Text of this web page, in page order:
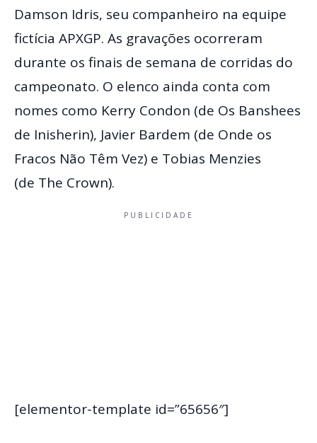
Damson Idris, seu companheiro na equipe
fictícia APXGP. As gravações ocorreram
durante os finais de semana de corridas do
campeonato. O elenco ainda conta com
nomes como Kerry Condon (de Os Banshees
de Inisherin), Javier Bardem (de Onde os
Fracos Não Têm Vez) e Tobias Menzies
(de The Crown).
PUBLICIDADE
[elementor-template id=”65656″]